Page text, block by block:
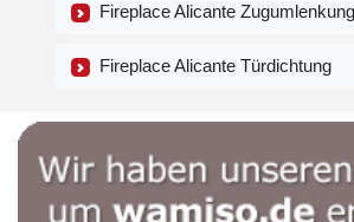
Fireplace Alicante
Fireplace Alicante Türdichtung